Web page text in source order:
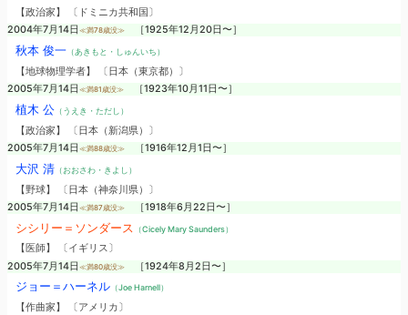
【政治家】 〔ドミニカ共和国〕
2004年7月14日 ≪満78歳没≫ ［1925年12月20日〜］
秋本 俊一（あきもと・しゅんいち）
【地球物理学者】 〔日本（東京都）〕
2005年7月14日 ≪満81歳没≫ ［1923年10月11日〜］
植木 公（うえき・ただし）
【政治家】 〔日本（新潟県）〕
2005年7月14日 ≪満88歳没≫ ［1916年12月1日〜］
大沢 清（おおさわ・きよし）
【野球】 〔日本（神奈川県）〕
2005年7月14日 ≪満87歳没≫ ［1918年6月22日〜］
シシリー＝ソンダース （Cicely Mary Saunders）
【医師】 〔イギリス〕
2005年7月14日 ≪満80歳没≫ ［1924年8月2日〜］
ジョー＝ハーネル（Joe Harnell）
【作曲家】 〔アメリカ〕